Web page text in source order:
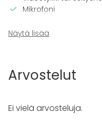
Mikrofoni
Tilaan kuuluu
Keittiö asiakkaan
Esiintymislava
Näytä lisää
Arvostelut
Ei vielä arvosteluja.